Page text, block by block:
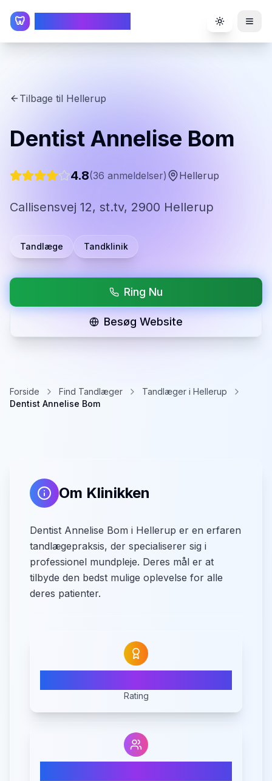
🦷 Toggle
Tilbage til Hellerup
Dentist Annelise Bom
4.8(36 anmeldelser) Hellerup
Callisensvej 12, st.tv, 2900 Hellerup
Tandlæge Tandklinik
Ring Nu
Besøg Website
Forside Find Tandlæger
Tandlæger i Hellerup
Dentist Annelise Bom
Om Klinikken
Dentist Annelise Bom i Hellerup er en erfaren
tandlægepraksis, der specialiserer sig i
professionel mundpleje. Deres mål er at
tilbyde den bedst mulige oplevelse for alle
deres patienter.
Rating